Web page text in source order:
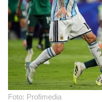
Foto: Profimedia